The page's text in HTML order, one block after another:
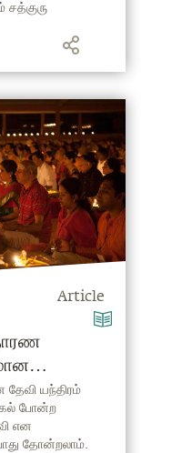
சத்குரு
Article
யந்திரம்
கல் போன்ற
என
தோன்றலாம்.